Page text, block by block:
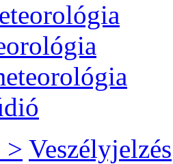
> Veszélyjelzés